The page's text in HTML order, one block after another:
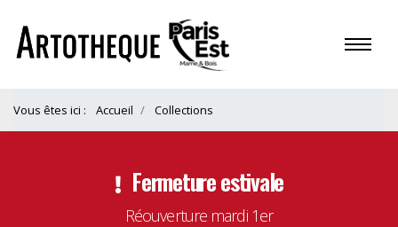
Vous êtes ici : Accueil Collections
Fermeture estivale
Réouverture mardi 1er